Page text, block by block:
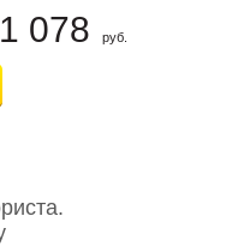
1 078 руб.